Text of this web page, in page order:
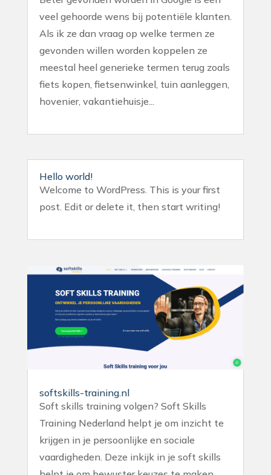
veel gehoorde wens bij potentiële klanten.
Als ik ze dan vraag op welke termen ze
gevonden willen worden koppelen ze
meestal heel generieke termen terug zoals
fiets kopen, fietsenwinkel, tuin aanleggen,
hovenier, vakantiehuisje...
Hello world!
Welcome to WordPress. This is your first
post. Edit or delete it, then start writing!
softskills-training.nl
Soft skills training volgen? Soft Skills
Training Nederland helpt je om inzicht te
krijgen in je persoonlijke en sociale
vaardigheden. Deze inkijk in je soft skills